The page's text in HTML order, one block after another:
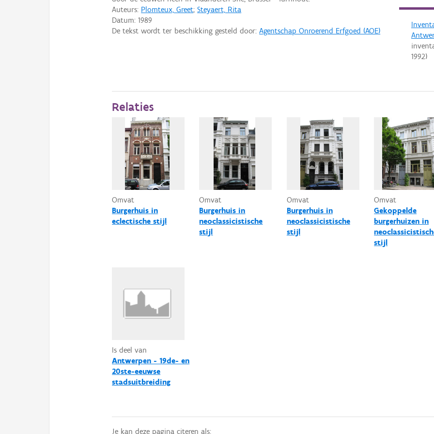
1992)
Auteurs: Plomteux, Greet;Steyaert, Rita
Datum:1989
De tekst wordt ter beschikking gesteld door:Agentschap Onroerend Erfgoed (AOE)
Relaties
Omvat
Burgerhuis in
eclectische stijl
Omvat
Burgerhuis in
neoclassicistische
stijl
Omvat
Burgerhuis in
neoclassicistische
stijl
Omvat
Gekoppelde
burgerhuizen in
stijl
Is deel van
Antwerpen - 19de- en
20ste-eeuwse
stadsuitbreiding
Je kan deze pagina citeren als: